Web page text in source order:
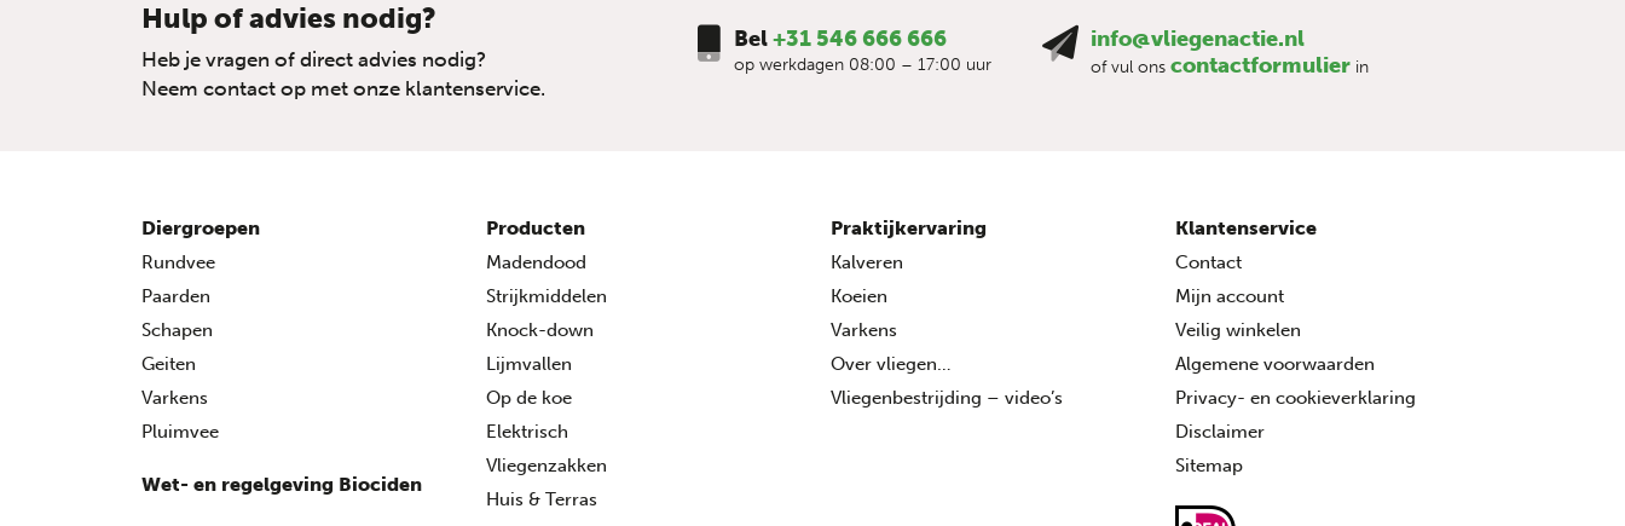
Hulp of advies nodig?
Heb je vragen of direct advies nodig?
Neem contact op met onze klantenservice.
Bel+31 546 666 666
op werkdagen 08:00 – 17:00 uur
info@vliegenactie.nl
of vul ons contactformulier in
Diergroepen
Rundvee
Paarden
Schapen
Geiten
Varkens
Pluimvee
Wet- en regelgeving Biociden
Producten
Madendood
Strijkmiddelen
Knock-down
Lijmvallen
Op de koe
Elektrisch
Vliegenzakken
Huis & Terras
Praktijkervaring
Kalveren
Koeien
Varkens
Over vliegen…
Vliegenbestrijding – video’s
Klantenservice
Contact
Mijn account
Veilig winkelen
Algemene voorwaarden
Privacy- en cookieverklaring
Disclaimer
Sitemap